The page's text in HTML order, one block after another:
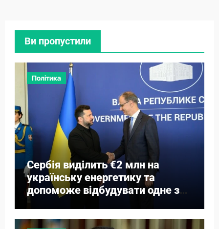
Ви пропустили
Політика
Сербія виділить €2 млн на
українську енергетику та
допоможе відбудувати одне з
міст